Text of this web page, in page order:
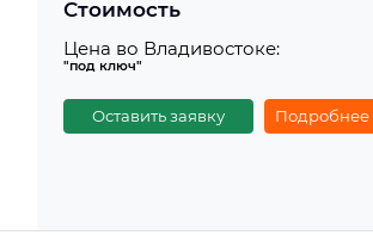
Стоимость
Цена во Владивостоке:
"под ключ"
Оставить заявку Подробнее